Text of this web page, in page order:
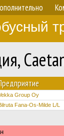
Group Oy
Fana-Os-Milde L/L